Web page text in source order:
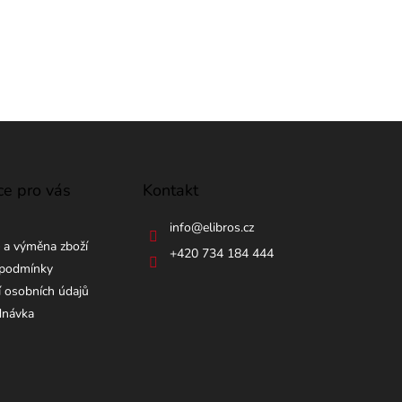
pro vás
a výměna zboží
osobních údajů
Kontakt
info@elibros.cz
+420 734 184 444